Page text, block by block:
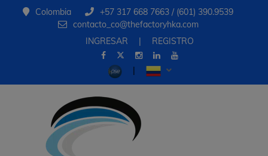
Colombia
+57 317 668 7663 / (601) 390.9539
contacto_co@thefactoryhka.com
INGRESAR
| REGISTRO